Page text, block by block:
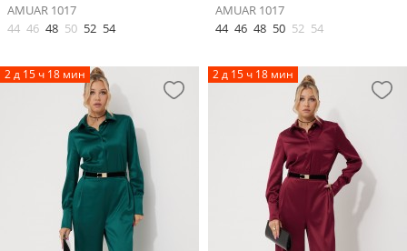
AMUAR 1017
44 46 48 50 52 54
AMUAR 1017
44 46 48 50 52 54
2 д 15 ч 18 мин 2 д 15 ч 18 мин